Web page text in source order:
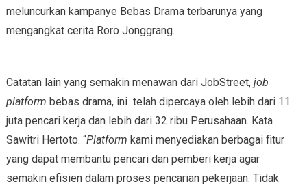
meluncurkan kampanye Bebas Drama terbarunya yang
mengangkat cerita Roro Jonggrang.
Catatan lain yang semakin menawan dari JobStreet, job
platform bebas drama, ini telah dipercaya oleh lebih dari 11
juta pencari kerja dan lebih dari 32 ribu Perusahaan. Kata
Sawitri Hertoto. “Platform kami menyediakan berbagai fitur
yang dapat membantu pencari dan pemberi kerja agar
semakin efisien dalam proses pencarian pekerjaan. Tidak